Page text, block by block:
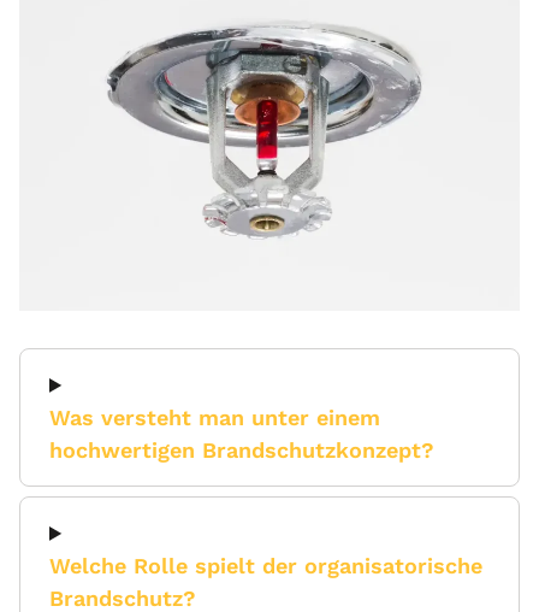
Was versteht man unter einem
hochwertigen Brandschutzkonzept?
Welche Rolle spielt der organisatorische
Brandschutz?